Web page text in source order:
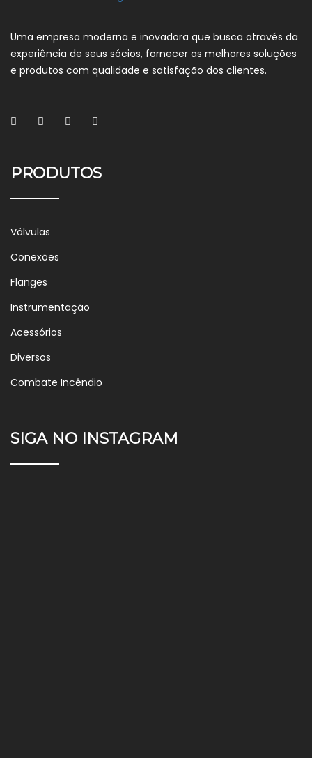
Uma empresa moderna e inovadora que busca através da
experiência de seus sócios, fornecer as melhores soluções
e produtos com qualidade e satisfação dos clientes.
PRODUTOS
Válvulas
Conexões
Flanges
Instrumentação
Acessórios
Diversos
Combate Incêndio
SIGA NO INSTAGRAM